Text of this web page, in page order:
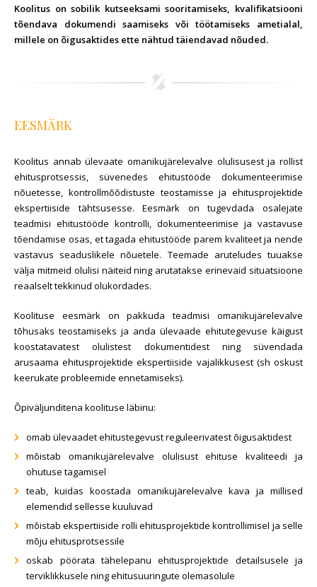
Koolitus on sobilik kutseeksami sooritamiseks, kvalifikatsiooni
tõendava dokumendi saamiseks või töötamiseks ametialal,
millele on õigusaktides ette nähtud täiendavad nõuded.
EESMÄRK
Koolitus annab ülevaate omanikujärelevalve olulisusest ja rollist
ehitusprotsessis, süvenedes ehitustööde dokumenteerimise
nõuetesse, kontrollmõõdistuste teostamisse ja ehitusprojektide
ekspertiiside tähtsusesse. Eesmärk on tugevdada osalejate
teadmisi ehitustööde kontrolli, dokumenteerimise ja vastavuse
tõendamise osas, et tagada ehitustööde parem kvaliteet ja nende
vastavus seaduslikele nõuetele. Teemade aruteludes tuuakse
välja mitmeid olulisi näiteid ning arutatakse erinevaid situatsioone
reaalselt tekkinud olukordades.
Koolituse eesmärk on pakkuda teadmisi omanikujärelevalve
tõhusaks teostamiseks ja anda ülevaade ehitutegevuse käigust
koostatavatest olulistest dokumentidest ning süvendada
arusaama ehitusprojektide ekspertiiside vajalikkusest (sh oskust
keerukate probleemide ennetamiseks).
Õpiväljunditena koolituse läbinu:
omab ülevaadet ehitustegevust reguleerivatest õigusaktidest
mõistab omanikujärelevalve olulisust ehituse kvaliteedi ja
ohutuse tagamisel
teab, kuidas koostada omanikujärelevalve kava ja millised
elemendid sellesse kuuluvad
mõistab ekspertiiside rolli ehitusprojektide kontrollimisel ja selle
mõju ehitusprotsessile
oskab pöörata tähelepanu ehitusprojektide detailsusele ja
terviklikkusele ning ehitusuuringute olemasolule